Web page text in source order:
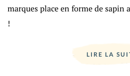
marques place en forme de sapin
!
LIRE LA